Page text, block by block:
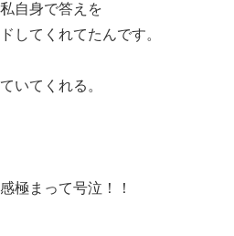
自身で答えを
してくれてたんです。
いてくれる。
極まって号泣！！